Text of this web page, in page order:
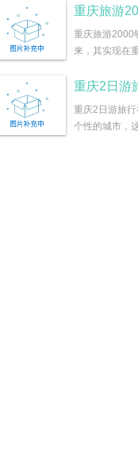
重庆旅游
重庆旅游2000
来，其实现在
重庆2日游
重庆2日游旅
个性的城市，